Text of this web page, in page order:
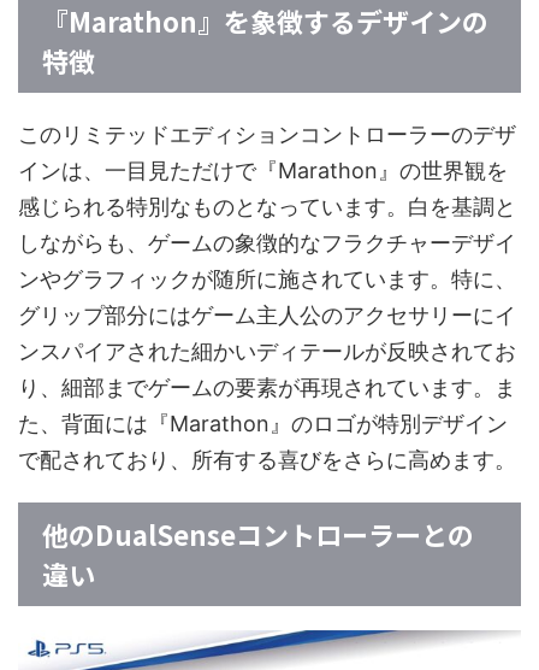
『Marathon』を象徴するデザインの
特徴
このリミテッドエディションコントローラーのデザ
インは、一目見ただけで『Marathon』の世界観を
感じられる特別なものとなっています。白を基調と
しながらも、ゲームの象徴的なフラクチャーデザイ
ンやグラフィックが随所に施されています。特に、
グリップ部分にはゲーム主人公のアクセサリーにイ
ンスパイアされた細かいディテールが反映されてお
り、細部までゲームの要素が再現されています。ま
た、背面には『Marathon』のロゴが特別デザイン
で配されており、所有する喜びをさらに高めます。
他のDualSenseコントローラーとの
違い